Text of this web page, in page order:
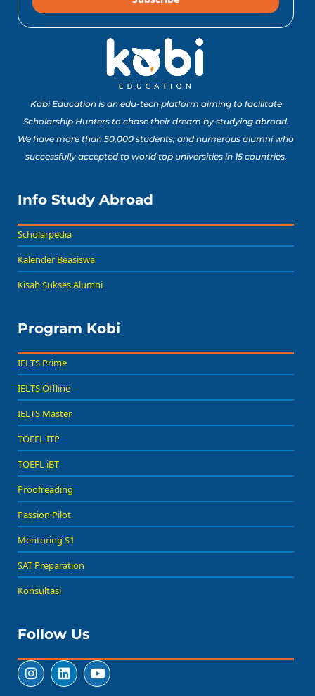
10 Lomba Jurusan
Matematika untuk
Portofolio Anak SMA
Buat Study Abroad Yang
8 Lomba Jurusan
Psikologi untuk
Buat Persiapan Study
Baca Sekarang!
Kobi Education is an edu-tech platform aiming to facilitate
Scholarship Hunters to chase their dream by studying abroad.
We have more than 50,000 students, and numerous alumni who
successfully accepted to world top universities in 15 countries.
Info Study Abroad
Scholarpedia
Kalender Beasiswa
Kisah Sukses Alumni
Program Kobi
IELTS Prime
IELTS Offline
IELTS Master
TOEFL ITP
TOEFL iBT
Proofreading
Passion Pilot
Mentoring S1
SAT Preparation
Konsultasi
Follow Us